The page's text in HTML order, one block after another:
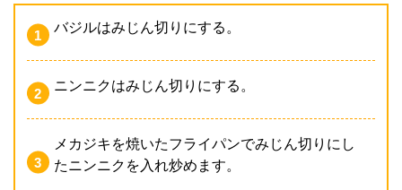
バジルはみじん切りにする。
ニンニクはみじん切りにする。
メカジキを焼いたフライパンでみじん切りにし
たニンニクを入れ炒めます。